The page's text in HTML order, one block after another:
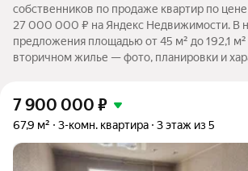
собственников по продаже квартир по
27 000 000 ₽ на Яндекс Недвижимости. В
предложения площадью от 45 м² до 192,1 м²
вторичном жилье — фото, планировки и
7 900 000 ₽
67,9 м² 3-комн. квартира 3 этаж из 5